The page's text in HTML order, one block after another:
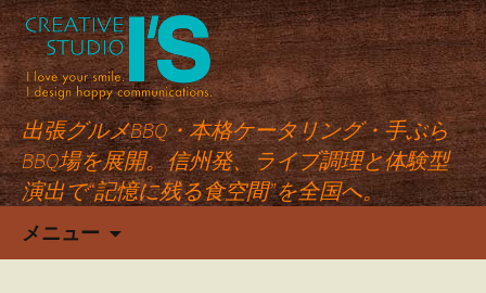
出張グルメBBQ・本格ケータリング・手ぶら
BBQ場を展開。信州発、ライブ調理と体験型
演出で“記憶に残る食空間”を全国へ。
メニュー